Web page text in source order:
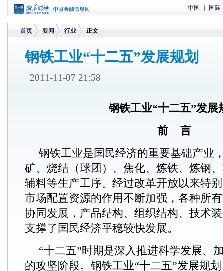
中国 国际
首页
>
要闻
>
行业
>
正文
钢铁工业“十二五”发展规划
2011-11-07 21:58
钢铁工业“十二五”发展
前
言
钢铁工业是国民经济的重要基础产业
矿、烧结（球团）、焦化、炼铁、炼钢
辅料等生产工序。经过改革开放以来特
市场配置资源的作用不断加强，各种所
协同发展，产品结构、组织结构、技术
支撑了国民经济平稳较快发展。
“十二五”时期是深入推进科学发展、
的攻坚阶段。钢铁工业“十二五”发展规